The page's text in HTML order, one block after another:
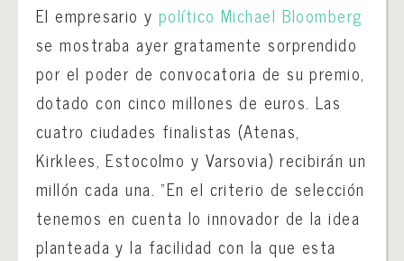
El empresario ypolítico Michael Bloomberg
se mostraba ayer gratamente sorprendido
por el poder de convocatoria de su premio,
dotado con cinco millones de euros. Las
cuatro ciudades finalistas (Atenas,
Kirklees, Estocolmo y Varsovia) recibirán un
millón cada una. “En el criterio de selección
tenemos en cuenta lo innovador de la idea
planteada y la facilidad con la que esta